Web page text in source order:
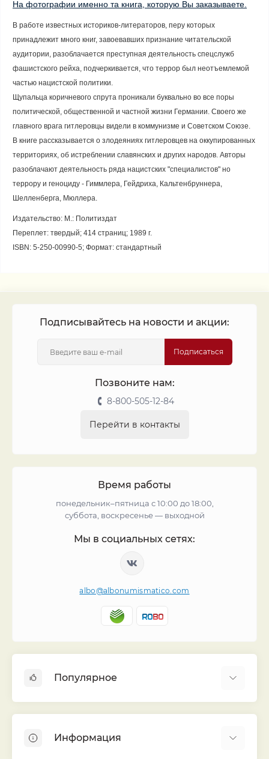
На фотографии именно та книга, которую Вы заказываете.
В работе известных историков-литераторов, перу которых
принадлежит много книг, завоевавших признание читательской
аудитории, разоблачается преступная деятельность спецслужб
фашистского рейха, подчеркивается, что террор был неотъемлемой
частью нацистской политики.
Щупальца коричневого спрута проникали буквально во все поры
политической, общественной и частной жизни Германии. Своего же
главного врага гитлеровцы видели в коммунизме и Советском Союзе.
В книге рассказывается о злодеяниях гитлеровцев на оккупированных
территориях, об истреблении славянских и других народов. Авторы
разоблачают деятельность ряда нацистских "специалистов" но
террору и геноциду - Гиммлера, Гейдриха, Кальтенбруннера,
Шелленберга, Мюллера.
Издательство: М.: Политиздат
Переплет: твердый; 414 страниц; 1989 г.
ISBN: 5-250-00990-5; Формат: стандартный
Подписывайтесь на новости и акции:
Подписаться
Позвоните нам:
8-800-505-12-84
Перейти в контакты
Время работы
понедельник–пятница с 10:00 до 18:00,
суббота, воскресенье — выходной
Мы в социальных сетях:
albo@albonumismatico.com
Популярное
Монеты
Информация